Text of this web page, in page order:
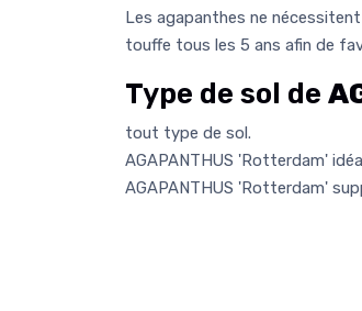
Les agapanthes ne
touffe tous les 5 ans afin de
Type de sol de
tout type de sol.
AGAPANTHUS 'Rotterdam'
AGAPANTHUS 'Rotterdam'